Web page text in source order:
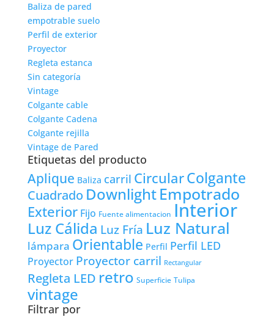
Baliza de pared
empotrable suelo
Perfil de exterior
Proyector
Regleta estanca
Sin categoría
Vintage
Colgante cable
Colgante Cadena
Colgante rejilla
Vintage de Pared
Etiquetas del producto
Aplique Baliza carril CircularColgante
Cuadrado DownlightEmpotrado
Exterior Fijo Fuente alimentacion Interior
Luz Cálida Luz Fría Luz Natural
lámpara Orientable Perfil Perfil LED
Proyector Proyector carril Rectangular
Regleta LED retro Superficie Tulipa
vintage
Filtrar por